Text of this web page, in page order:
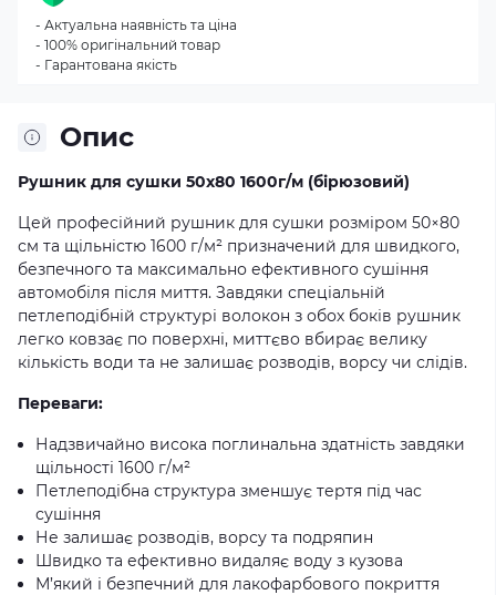
Опис
Рушник для сушки 50х80 1600г/м (бірюзовий)
Цей професійний рушник для сушки розміром 50×80
см та щільністю 1600 г/м² призначений для швидкого,
безпечного та максимально ефективного сушіння
автомобіля після миття. Завдяки спеціальній
петлеподібній структурі волокон з обох боків рушник
легко ковзає по поверхні, миттєво вбирає велику
кількість води та не залишає розводів, ворсу чи слідів.
Переваги:
Надзвичайно висока поглинальна здатність завдяки
щільності 1600 г/м²
Петлеподібна структура зменшує тертя під час
сушіння
Не залишає розводів, ворсу та подряпин
Швидко та ефективно видаляє воду з кузова
М’який і безпечний для лакофарбового покриття
- Актуальна наявність та ціна
- 100% оригінальний товар
- Гарантована якість